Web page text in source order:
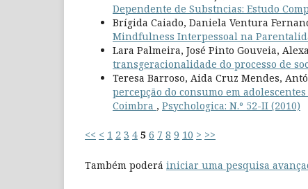
Dependente de Substncias: Estudo
Brígida Caiado, Daniela Ventura
Mindfulness Interpessoal na
Lara Palmeira, José Pinto Gouveia,
transgeracionalidade do processo de
Teresa Barroso, Aida Cruz Mendes,
percepção do consumo em
Coimbra , Psychologica: N.º 52-II (2010)
<< < 1 2 3 4 5 6 7 8 9 10 > >>
Também poderá iniciar uma pesquisa